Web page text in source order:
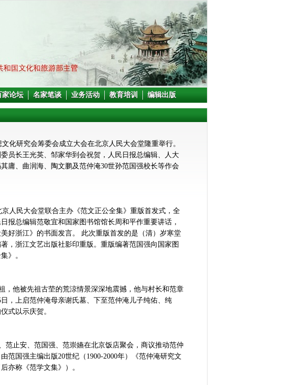
家论坛 名家笔谈 业务活动 教育培训 编辑出版
化研究会筹委会成立大会在北京人民大会堂隆重举行。
员长王光英、邹家华到会祝贺，人民日报总编辑、人大
庸、曲润海、陶文鹏及范仲淹30世孙范国强校长等作会
人民大会堂联合主办《范文正公全集》重版首发式，全
报总编辑范敬宜和国家图书馆馆长周和平作重要讲话，
好浙江》的书面发言。 此次重版首发的是（清）岁寒堂
，浙江文艺出版社影印重版。重版编著范国强向国家图
》。
他被先祖古茔的荒涼情景深深地震撼，他与村长和范章
，上启范仲淹母亲谢氏墓、下至范仲淹儿子纯佑、纯
式以示庆贺。
止安、范国强、范崇嬿在北京饭店聚会，商议推动范仲
范国强主编出版20世纪（1900-2000年）《范仲淹研究文
亦称《范学文集》）。